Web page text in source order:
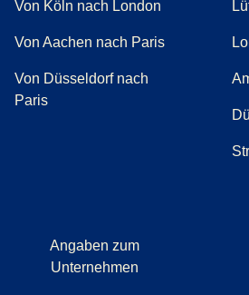
Von Köln nach London
Von Aachen nach Paris
Von Düsseldorf nach
Paris
Angaben zum
Unternehmen